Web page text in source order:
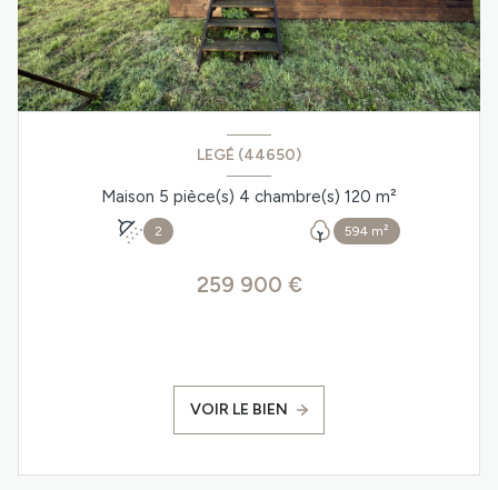
LEGÉ (44650)
Maison 5 pièce(s) 4 chambre(s) 120 m²
2 594 m²
259 900 €
VOIR LE BIEN